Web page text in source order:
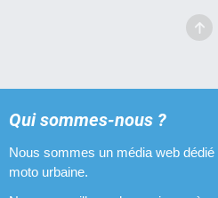
Qui sommes-nous ?
Nous sommes un média web
moto urbaine.